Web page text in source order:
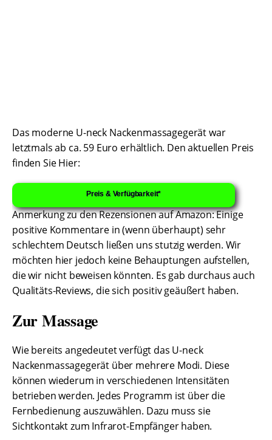
Das moderne U-neck Nackenmassagegerät war
letztmals ab ca. 59 Euro erhältlich. Den aktuellen Preis
finden Sie Hier:
Preis & Verfügbarkeit*
Anmerkung zu den Rezensionen auf Amazon: Einige
positive Kommentare in (wenn überhaupt) sehr
schlechtem Deutsch ließen uns stutzig werden. Wir
möchten hier jedoch keine Behauptungen aufstellen,
die wir nicht beweisen könnten. Es gab durchaus auch
Qualitäts-Reviews, die sich positiv geäußert haben.
Zur Massage
Wie bereits angedeutet verfügt das U-neck
Nackenmassagegerät über mehrere Modi. Diese
können wiederum in verschiedenen Intensitäten
betrieben werden. Jedes Programm ist über die
Fernbedienung auszuwählen. Dazu muss sie
Sichtkontakt zum Infrarot-Empfänger haben.